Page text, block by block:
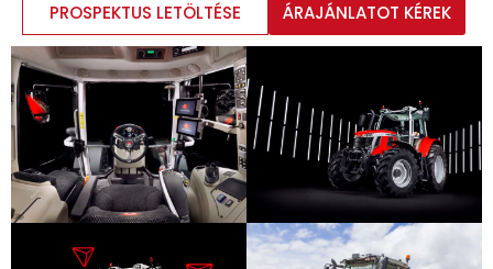
PROSPEKTUS LETÖLTÉSE ÁRAJÁNLATOT KÉREK